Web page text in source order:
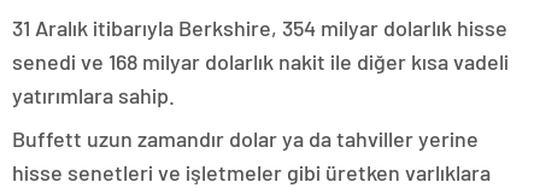
31 Aralık itibarıyla Berkshire, 354 milyar dolarlık hisse
senedi ve 168 milyar dolarlık nakit ile diğer kısa vadeli
yatırımlara sahip.
Buffett uzun zamandır dolar ya da tahviller yerine
hisse senetleri ve işletmeler gibi üretken varlıklara